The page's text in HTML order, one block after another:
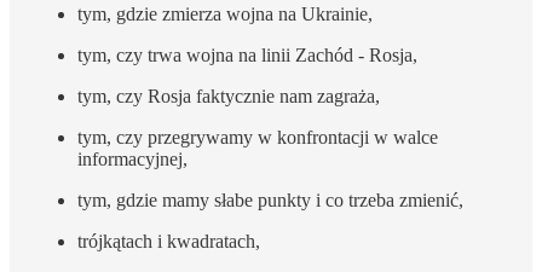
tym, gdzie zmierza wojna na Ukrainie,
tym, czy trwa wojna na linii Zachód - Rosja,
tym, czy Rosja faktycznie nam zagraża,
tym, czy przegrywamy w konfrontacji w walce
informacyjnej,
tym, gdzie mamy słabe punkty i co trzeba zmienić,
trójkątach i kwadratach,